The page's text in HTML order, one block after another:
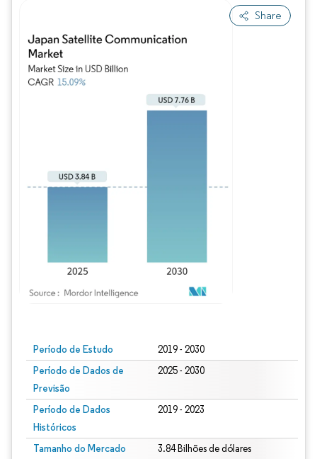
Share
Período de Estudo 2019 - 2030
Período de Dados de
Previsão
2025 - 2030
Período de Dados
Históricos
2019 - 2023
Tamanho do Mercado
3.84 Bilhões de dólares